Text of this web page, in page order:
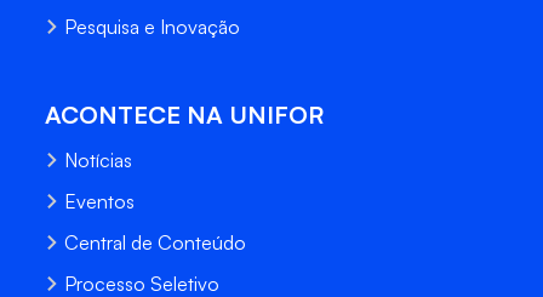
Pesquisa e Inovação
ACONTECE NA UNIFOR
Notícias
Eventos
Central de Conteúdo
Processo Seletivo